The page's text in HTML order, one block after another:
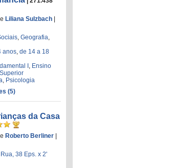
Liliana Sulzbach |
Geografia
anos de 14 a 18
I Ensino
Superior
Psicologia
(5)
da Casa
Roberto Berliner |
38 Eps. x 2'